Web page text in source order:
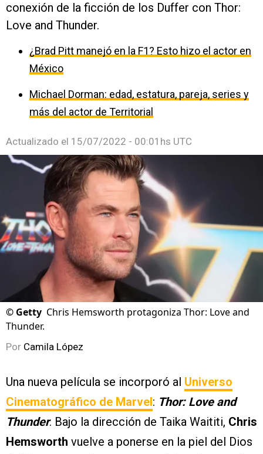
conexión de la ficción de los Duffer con Thor:
Love and Thunder.
¿Brad Pitt manejó en la F1? Esto hizo el actor en
México
Michael Dorman: edad, estatura, pareja, series y
más del actor de Territorial
Actualizado el 15/07/2022 - 00:01hs UTC
© Getty Chris Hemsworth protagoniza Thor: Love and
Thunder.
Por Camila López
Una nueva película se incorporó al Universo
Cinematográfico de Marvel : Thor: Love and
Thunder. Bajo la dirección de Taika Waititi, Chris
Hemsworth vuelve a ponerse en la piel del Dios